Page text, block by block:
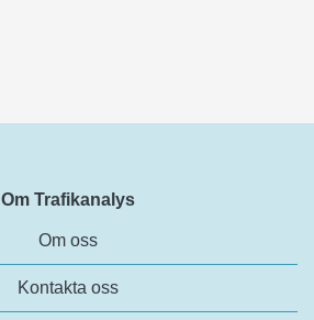
Om Trafikanalys
Om oss
Kontakta oss